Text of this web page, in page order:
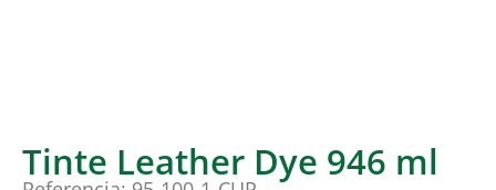
Tinte Leather Dye 946 ml